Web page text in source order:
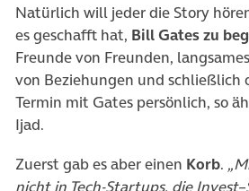
Natürlich will jeder die Story
es geschafft hat, Bill Gates zu
Freunde von Freunden,
von Beziehungen und schließlich
Termin mit Gates persönlich, so
Ijad.
Zuerst gab es aber einen Korb.
nicht in Tech-Startups, die